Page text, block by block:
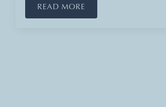
READ MORE